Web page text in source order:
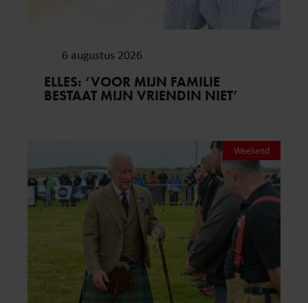
6 augustus 2026
ELLES: ‘VOOR MIJN FAMILIE
BESTAAT MIJN VRIENDIN NIET’
Weekend